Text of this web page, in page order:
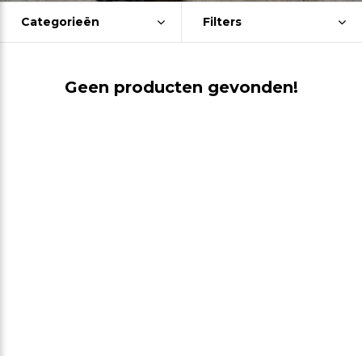
Categorieën Filters
Geen producten gevonden!